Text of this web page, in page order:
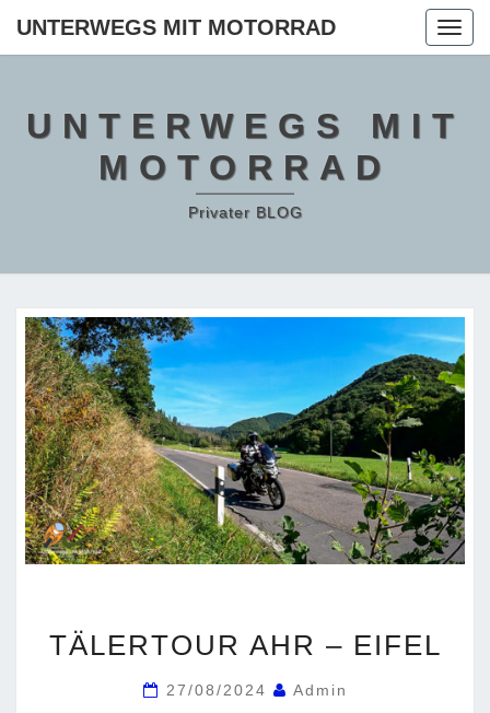
UNTERWEGS MIT MOTORRAD
UNTERWEGS MIT
MOTORRAD
Privater BLOG
AHR
TÄLERTOUR AHR – EIFEL
27/08/2024 Admin